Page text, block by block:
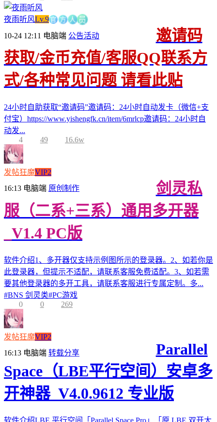
夜雨听风Lv.9官方人 员
10-24 12:11 电脑端 公告活动
邀请码
获取/金币充值/客服QQ联系方
式/各种常见问题 请看此贴
24小时自助获取“邀请码”邀请码：24小时自动发卡（微信+支
付宝）https://www.yishengfk.cn/item/6mrlcp邀请码：24小时自
动发...
4
49 16.6w
发帖狂魔VIP2
16:13 电脑端 原创制作
剑灵私
服（二系+三系）通用多开器
_V1.4 PC版
软件介绍1、多开器仅支持示例图所示的登录器。2、如若你是
此登录器，但提示不适配，请联系客服免费适配。3、如若需
要其他登录器的多开工具，请联系客服进行专属定制。多...
#BNS 剑灵类#PC游戏
0
0 269
发帖狂魔VIP2
16:13 电脑端 转载分享
Parallel
Space（LBE平行空间）安卓多
开神器_V4.0.9612 专业版
软件介绍LBE 平行空间「Parallel Space Pro」「原 LBE 双开大